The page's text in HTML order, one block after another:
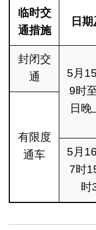
临时交
通措施
日
封闭交
通
5月
9时
日晚
有限度
通车
5月
7时
时